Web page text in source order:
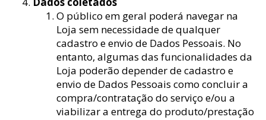
O público em geral poderá navegar na
Loja sem necessidade de qualquer
cadastro e envio de Dados Pessoais. No
entanto, algumas das funcionalidades da
Loja poderão depender de cadastro e
envio de Dados Pessoais como concluir a
compra/contratação do serviço e/ou a
viabilizar a entrega do produto/prestação